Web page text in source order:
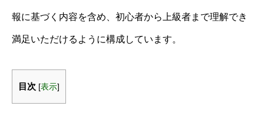
報に基づく内容を含め、初心者から上級者まで理解でき
満足いただけるように構成しています。
目次 [表示]